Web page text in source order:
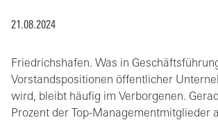
21.08.2024
Friedrichshafen. Was in
Vorstandspositionen öffentlicher
wird, bleibt häufig im Verborgenen.
Prozent der Top-Managementmitglieder